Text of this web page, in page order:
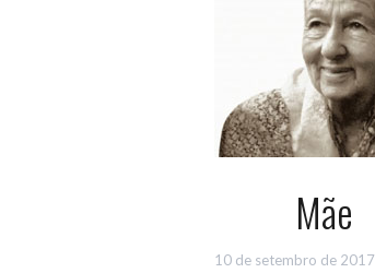
Mãe
10 de setembro de 2017